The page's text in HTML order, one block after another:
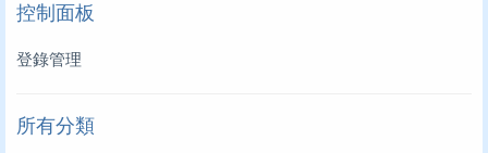
控制面板
登錄管理
所有分類